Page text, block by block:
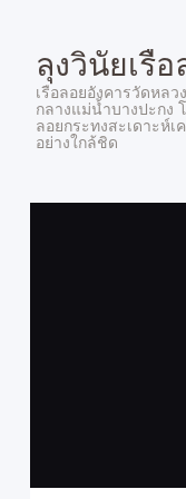
ลุงวินัยเรื
เรือลอยอังคารวัดหล
กลางแม่น้ำบางปะกง
ลอยกระทงสะเดาะห์
อย่างใกล้ชิด